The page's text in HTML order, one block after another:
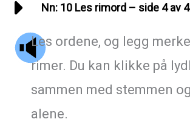
Nn: 10 Les rimord – side 4 av 4
Les ordene, og legg
rimer. Du kan klikke på
sammen med stemmen
alene.